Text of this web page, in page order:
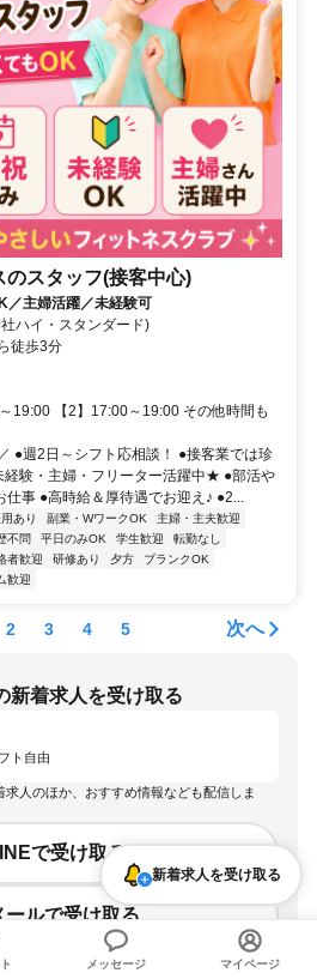
スタッフ(接客中心)
／主婦活躍／未経験可
ハイ・スタンダード)
徒歩3分
19:00 【2】17:00～19:00 その他時間も
●週2日～シフト応相談！ ●接客業では珍
経験・主婦・フリーター活躍中★ ●部活や
仕事 ●高時給＆厚待遇でお迎え♪ ●2...
あり 副業・WワークOK
主婦・主夫歓迎
不問 平日のみOK 学生歓迎
転勤なし
者歓迎 研修あり 夕方
ブランクOK
歓迎
2 3 4 5 次へ
新着求人を受け取る
ト自由
求人のほか、おすすめ情報なども配信しま
で受け取る
ールで受け取る
新着求人を受け取る
メッセージ マイページ